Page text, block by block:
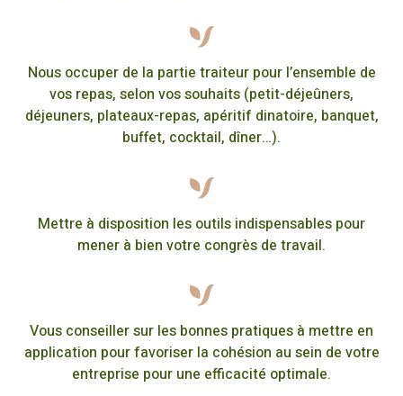
Nous occuper de la partie traiteur pour l’ensemble de
vos repas, selon vos souhaits (petit-déjeûners,
déjeuners, plateaux-repas, apéritif dinatoire, banquet,
buffet, cocktail, dîner…).
Mettre à disposition les outils indispensables pour
mener à bien votre congrès de travail.
Vous conseiller sur les bonnes pratiques à mettre en
application pour favoriser la cohésion au sein de votre
entreprise pour une efficacité optimale.